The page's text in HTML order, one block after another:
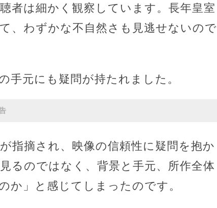
者は細かく観察しています。長年皇室
、わずかな不自然さも見逃せないので
手元にも疑問が持たれました。
指摘され、映像の信頼性に疑問を抱か
るのではなく、背景と手元、所作全体
か」と感じてしまったのです。